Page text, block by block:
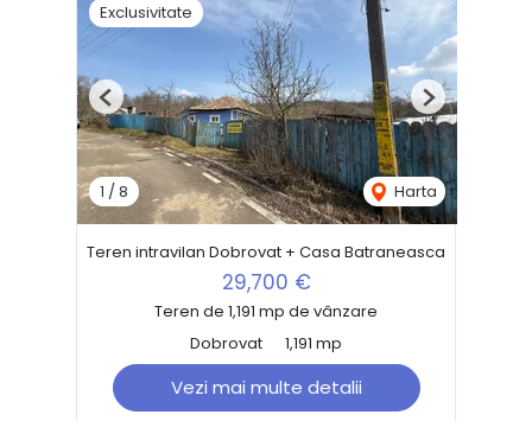
Exclusivitate
1 / 8 Harta
Previous Next
Teren intravilan Dobrovat + Casa Batraneasca
29,700 €
Teren de 1,191 mp de vânzare
Dobrovat
1,191 mp
Vezi mai multe detalii